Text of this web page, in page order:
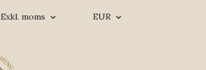
Exkl. moms EUR